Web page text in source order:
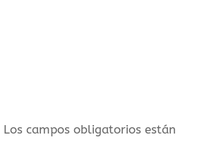
Los campos obligatorios están